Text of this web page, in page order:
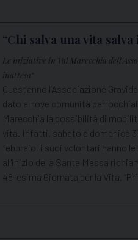
“Chi salva una vita
Le iniziative in Val Marecchia
inattesa"
Quest’anno l’Associazione
dato a nove comunità
Marecchia la possibilità di
vita. Infatti, sabato e domenica
febbraio, i suoi volontari hanno
all'inizio della Santa Messa
48-esima Giornata per la Vita,